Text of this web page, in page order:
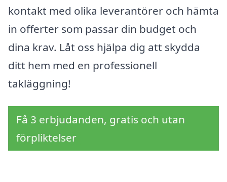
kontakt med olika leverantörer och hämta
in offerter som passar din budget och
dina krav. Låt oss hjälpa dig att skydda
ditt hem med en professionell
takläggning!
Få 3 erbjudanden, gratis och utan
förpliktelser